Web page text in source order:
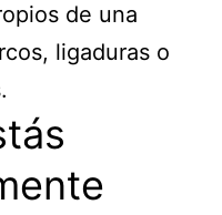
de una
ligaduras o